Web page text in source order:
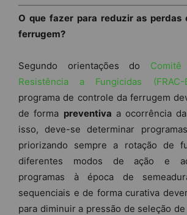
O que fazer para reduzir as perdas
ferrugem?
Segundo orientações do
Resistência a Fungicidas (FRAC-
programa de controle da ferrugem
de forma preventiva a ocorrência
isso, deve-se determinar
priorizando sempre a rotação de
diferentes modos de ação e
programas à época de
sequenciais e de forma curativa
para diminuir a pressão de seleção